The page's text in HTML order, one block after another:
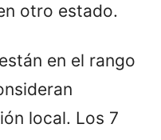
otro estado.
en el rango
local. Los 7